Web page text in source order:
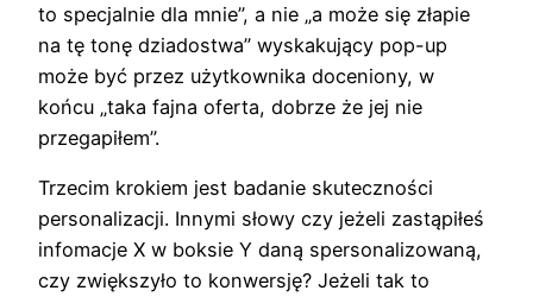
to specjalnie dla mnie”, a nie „a może się złapie
na tę tonę dziadostwa” wyskakujący pop-up
może być przez użytkownika doceniony, w
końcu „taka fajna oferta, dobrze że jej nie
przegapiłem”.
Trzecim krokiem jest badanie skuteczności
personalizacji. Innymi słowy czy jeżeli zastąpiłeś
infomacje X w boksie Y daną spersonalizowaną,
czy zwiększyło to konwersję? Jeżeli tak to